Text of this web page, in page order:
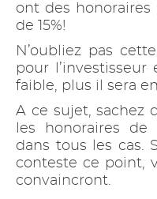
ont des honoraires
de 15%!
N’oubliez pas
pour l’investisseur
faible, plus il sera
A ce sujet, sachez
les honoraires
dans tous les cas.
conteste ce point,
convaincront.